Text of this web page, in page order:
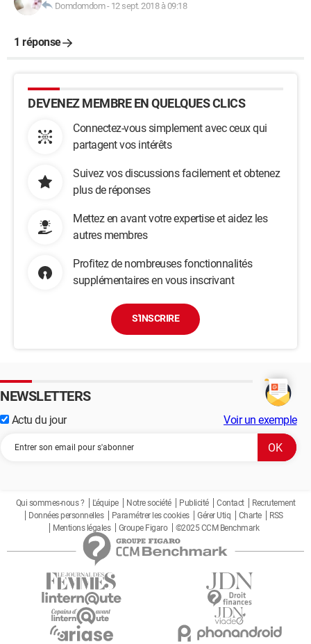
Domdomdom- 12 sept. 2018 à 09:18
1 réponse
DEVENEZ MEMBRE EN QUELQUES CLICS
Connectez-vous simplement avec ceux qui
partagent vos intérêts
Suivez vos discussions facilement et obtenez
plus de réponses
Mettez en avant votre expertise et aidez les
autres membres
Profitez de nombreuses fonctionnalités
supplémentaires en vous inscrivant
S'INSCRIRE
NEWSLETTERS
Actu du jour Voir un exemple
Qui sommes-nous ? L'équipe Notre société Publicité Contact
Recrutement
Données personnelles
Paramétrer les cookies Gérer Utiq Charte
RSS
Mentions légales
Groupe Figaro ©2025 CCM Benchmark